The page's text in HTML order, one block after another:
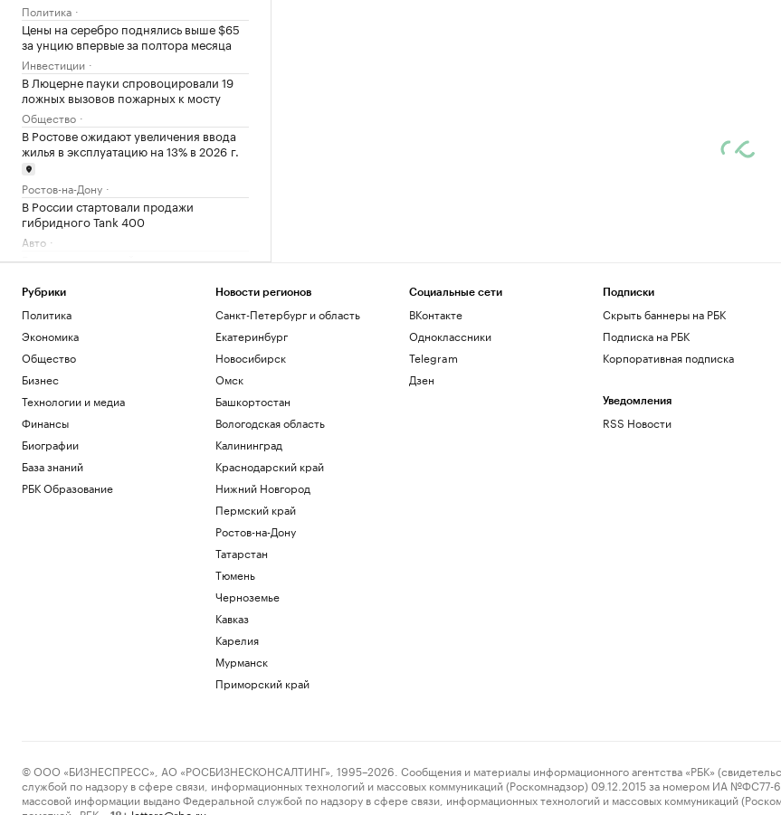
Политика
Цены на серебро поднялись выше $65
за унцию впервые за полтора месяца
Инвестиции
В Люцерне пауки спровоцировали 19
ложных вызовов пожарных к мосту
Общество
В Ростове ожидают увеличения ввода
жилья в эксплуатацию на 13% в 2026 г.
Ростов-на-Дону
В России стартовали продажи
гибридного Tank 400
Авто
Градостроительный потенциал
кв. м
Ростов-на-Дону
Цены на золото превысили $4400 за
унцию впервые с июня
Инвестиции
Искусственный интеллект вызовет
массовые увольнения — и еще 10
РБК и Yandex Cloud
Тимур Иванов обжаловал в Верховном
суде первый приговор
Политика
Глава Ассоциации футбола Аргентины
заявил о кампании против сборной на
Зачем малому и среднему бизнесу
Суд в Москве запретил пенсионерке
держать в квартире каймана и удава
Рубрики
Политика
Экономика
Общество
Бизнес
Технологии и медиа
Финансы
Биографии
База знаний
РБК Образование
Новости регионов
Санкт-Петербург и область
Екатеринбург
Новосибирск
Омск
Башкортостан
Вологодская область
Калининград
Краснодарский край
Нижний Новгород
Пермский край
Ростов-на-Дону
Татарстан
Тюмень
Черноземье
Кавказ
Карелия
Мурманск
Приморский край
Социальные сети
ВКонтакте
Одноклассники
Telegram
Дзен
Подписки
Скрыть баннеры на РБК
Подписка на РБК
Корпоративная подписка
Уведомления
RSS Новости
© ООО «БИЗНЕСПРЕСС», АО «РОСБИЗНЕСКОНСАЛТИНГ», 1995–2026. Сообщения и материалы информационного агентства «РБК»
службой по надзору в сфере связи, информационных технологий и массовых коммуникаций (Роскомнадзор) 09.12.2015 за номером ИА №ФС77-
массовой информации выдано Федеральной службой по надзору в сфере связи, информационных технологий и массовых коммуникаций